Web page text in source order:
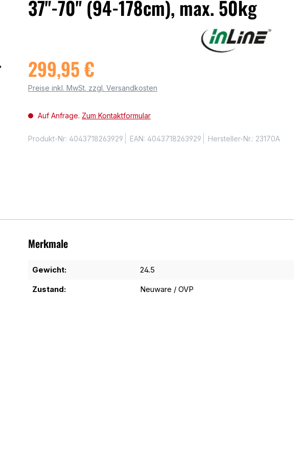
37"-70" (94-178cm), max. 50kg
299,95 €
Preise inkl. MwSt. zzgl. Versandkosten
Auf Anfrage. Zum Kontaktformular
Produkt-Nr: 4043718263929 EAN: 4043718263929 Hersteller-Nr.: 23170A
Merkmale
Gewicht:
24.5
Zustand:
Neuware / OVP